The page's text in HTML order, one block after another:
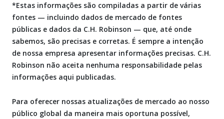
*Estas informações são compiladas a partir de várias
fontes — incluindo dados de mercado de fontes
públicas e dados da C.H. Robinson — que, até onde
sabemos, são precisas e corretas. É sempre a intenção
de nossa empresa apresentar informações precisas. C.H.
Robinson não aceita nenhuma responsabilidade pelas
informações aqui publicadas.
Para oferecer nossas atualizações de mercado ao nosso
público global da maneira mais oportuna possível,